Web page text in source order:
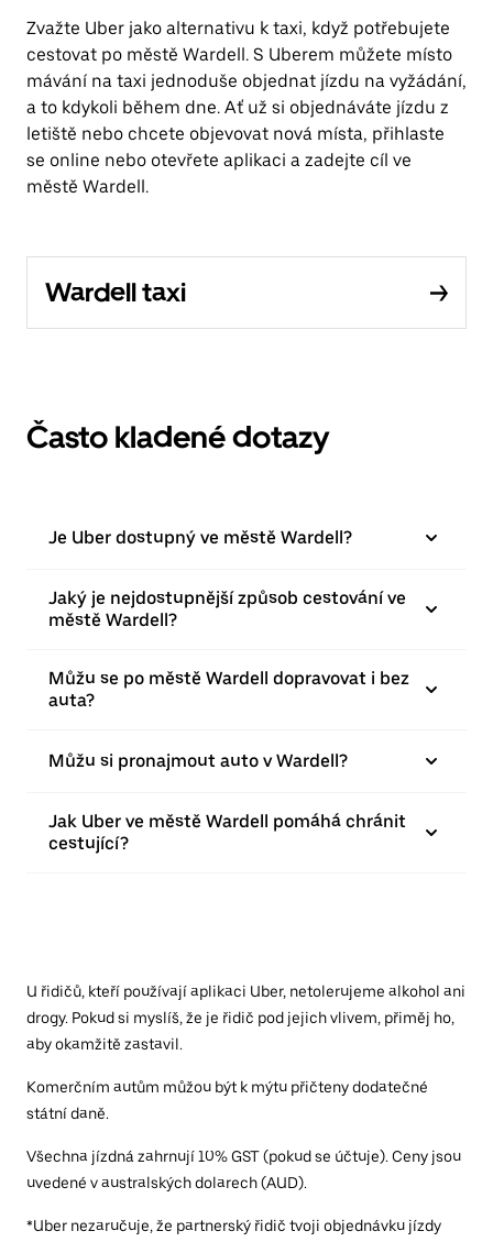
Zvažte Uber jako alternativu k taxi, když potřebujete
cestovat po městě Wardell. S Uberem můžete místo
mávání na taxi jednoduše objednat jízdu na vyžádání,
a to kdykoli během dne. Ať už si objednáváte jízdu z
letiště nebo chcete objevovat nová místa, přihlaste
se online nebo otevřete aplikaci a zadejte cíl ve
městě Wardell.
Wardell taxi
Často kladené dotazy
Je Uber dostupný ve městě Wardell?
Jaký je nejdostupnější způsob cestování ve
městě Wardell?
Můžu se po městě Wardell dopravovat i bez
auta?
Můžu si pronajmout auto v Wardell?
Jak Uber ve městě Wardell pomáhá chránit
cestující?
U řidičů, kteří používají aplikaci Uber, netolerujeme alkohol ani
drogy. Pokud si myslíš, že je řidič pod jejich vlivem, přiměj ho,
aby okamžitě zastavil.
Komerčním autům můžou být k mýtu přičteny dodatečné
státní daně.
Všechna jízdná zahrnují 10% GST (pokud se účtuje). Ceny jsou
uvedené v australských dolarech (AUD).
*Uber nezaručuje, že partnerský řidič tvoji objednávku jízdy